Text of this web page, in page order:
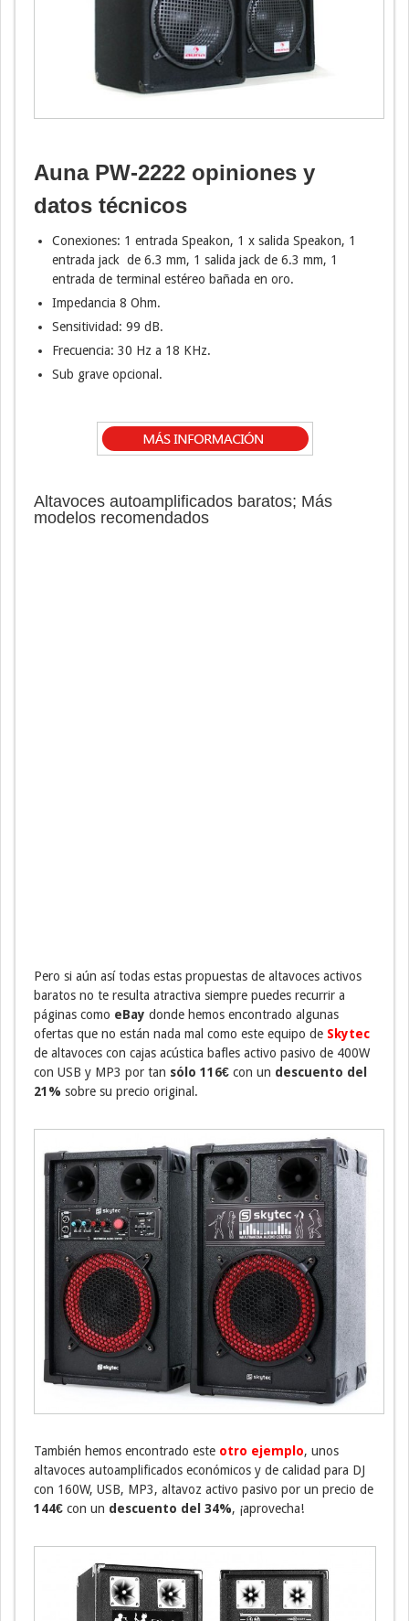
Auna PW-2222 opiniones y
datos técnicos
Conexiones: 1 entrada Speakon, 1 x salida Speakon, 1
entrada jack de 6.3 mm, 1 salida jack de 6.3 mm, 1
entrada de terminal estéreo bañada en oro.
Impedancia 8 Ohm.
Sensitividad: 99 dB.
Frecuencia: 30 Hz a 18 KHz.
Sub grave opcional.
Altavoces autoamplificados baratos; Más
modelos recomendados
Pero si aún así todas estas propuestas de altavoces activos
baratos no te resulta atractiva siempre puedes recurrir a
páginas como eBay donde hemos encontrado algunas
ofertas que no están nada mal como este equipo de Skytec
de altavoces con cajas acústica bafles activo pasivo de 400W
con USB y MP3 por tan sólo 116€ con un descuento del
21% sobre su precio original.
También hemos encontrado este otro ejemplo, unos
altavoces autoamplificados económicos y de calidad para DJ
con 160W, USB, MP3, altavoz activo pasivo por un precio de
144€ con un descuento del 34%, ¡aprovecha!